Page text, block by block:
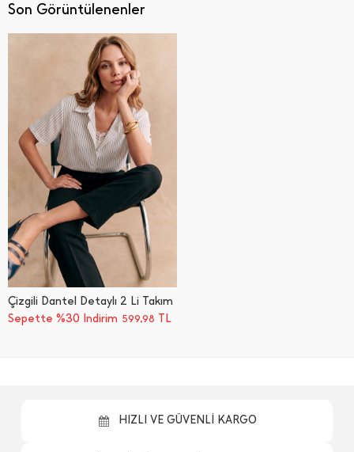
Son Görüntülenenler
Çizgili Dantel Detaylı 2 Li Takım
Sepette %30 İndirim 599,98 TL
HIZLI VE GÜVENLİ KARGO